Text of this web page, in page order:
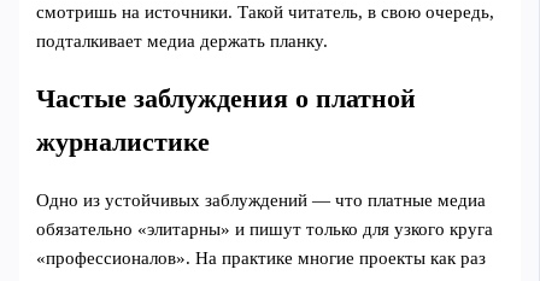
смотришь на источники. Такой читатель, в свою очередь,
подталкивает медиа держать планку.
Частые заблуждения о платной
журналистике
Одно из устойчивых заблуждений — что платные медиа
обязательно «элитарны» и пишут только для узкого круга
«профессионалов». На практике многие проекты как раз